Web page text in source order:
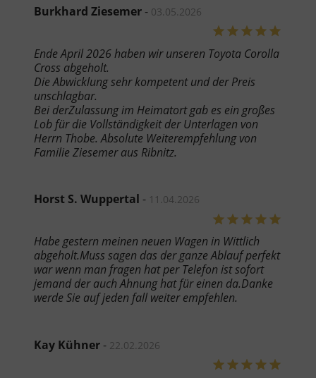
Burkhard Ziesemer - 03.05.2026
Ende April 2026 haben wir unseren Toyota Corolla
Cross abgeholt.
Die Abwicklung sehr kompetent und der Preis
unschlagbar.
Bei derZulassung im Heimatort gab es ein großes
Lob für die Vollständigkeit der Unterlagen von
Herrn Thobe. Absolute Weiterempfehlung von
Familie Ziesemer aus Ribnitz.
Horst S. Wuppertal - 11.04.2026
Habe gestern meinen neuen Wagen in Wittlich
abgeholt.Muss sagen das der ganze Ablauf perfekt
war wenn man fragen hat per Telefon ist sofort
jemand der auch Ahnung hat für einen da.Danke
werde Sie auf jeden fall weiter empfehlen.
Kay Kühner - 22.02.2026